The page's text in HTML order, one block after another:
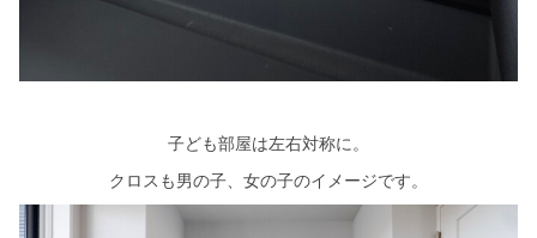
子ども部屋は左右対称に。
クロスも男の子、女の子のイメージです。